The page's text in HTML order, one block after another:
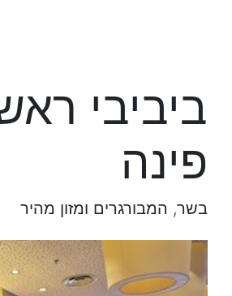
ביביבי
פינה
בשר, המבורגרים ומזון מהיר